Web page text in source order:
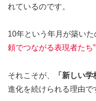
れているのです。
10年という年月が築いた
頼でつながる表現者たち”
それこそが、 「新しい
進化を続けられる理由で